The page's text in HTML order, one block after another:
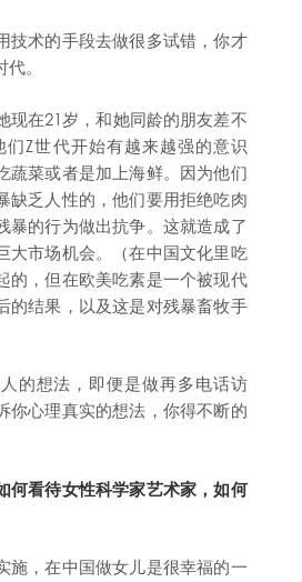
技术的手段去做很多试错，你才
。
现在21岁，和她同龄的朋友差不
们Z世代开始有越来越强的意识
菜或者是加上海鲜。因为他们
缺乏人性的，他们要用拒绝吃肉
暴的行为做出抗争。这就造成了
大市场机会。（在中国文化里吃
的，但在欧美吃素是一个被现代
的结果，以及这是对残暴畜牧手
的想法，即便是做再多电话访
你心理真实的想法，你得不断的
何看待女性科学家艺术家，如何
施，在中国做女儿是很幸福的一